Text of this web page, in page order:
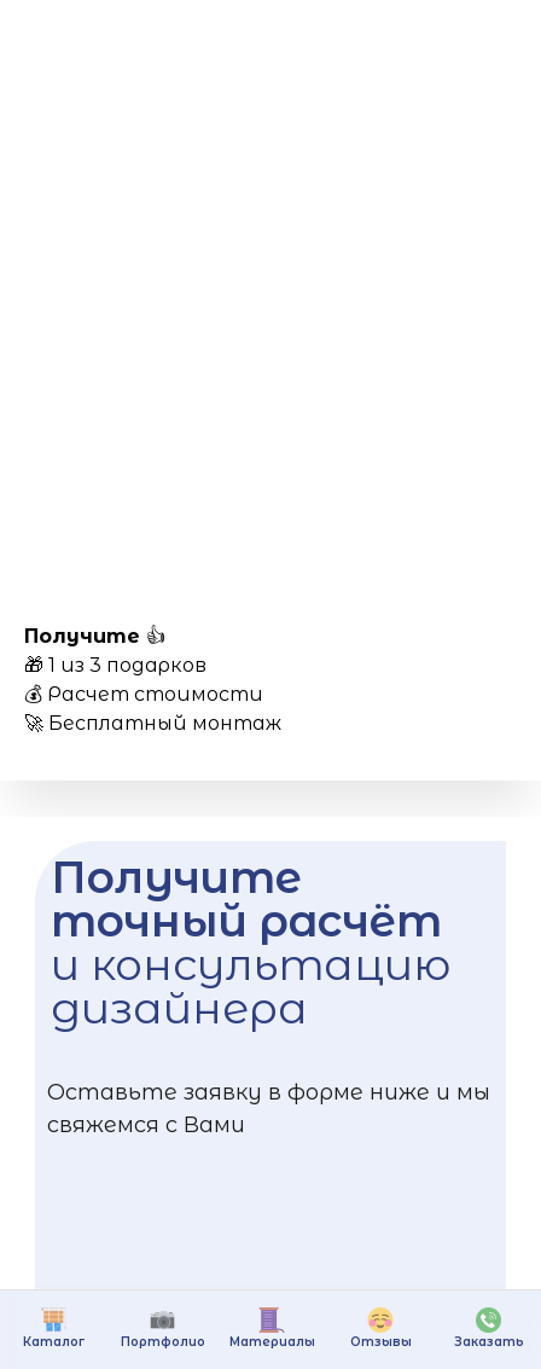
Каталог Портфолио Материалы Отзывы Заказать
Получите 👍
🎁 1 из 3 подарков
💰 Расчет стоимости
🚀 Бесплатный монтаж
Получите
точный расчёт
и консультацию
дизайнера
Оставьте заявку в форме ниже и мы
свяжемся с Вами